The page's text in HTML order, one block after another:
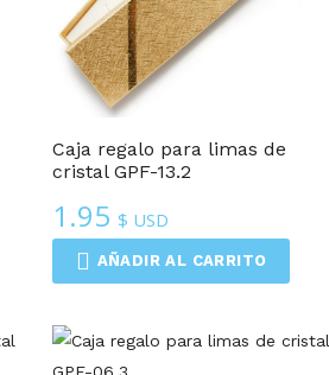
Caja regalo para limas de
cristal GPF-13.2
1.95$ USD
AÑADIR AL CARRITO